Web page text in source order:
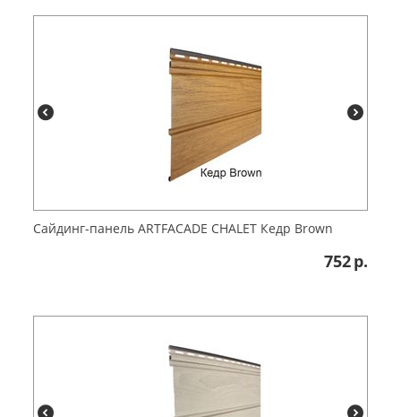
Сайдинг-панель ARTFACADE CHALET Кедр Brown
752р.